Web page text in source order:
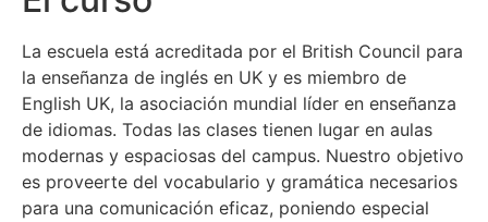
La escuela está acreditada por el British Council para
la enseñanza de inglés en UK y es miembro de
English UK, la asociación mundial líder en enseñanza
de idiomas. Todas las clases tienen lugar en aulas
modernas y espaciosas del campus. Nuestro objetivo
es proveerte del vocabulario y gramática necesarios
para una comunicación eficaz, poniendo especial